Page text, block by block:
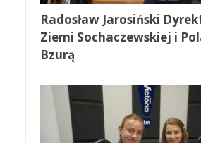
Radosław Jarosiński
Ziemi Sochaczewskiej i
Bzurą